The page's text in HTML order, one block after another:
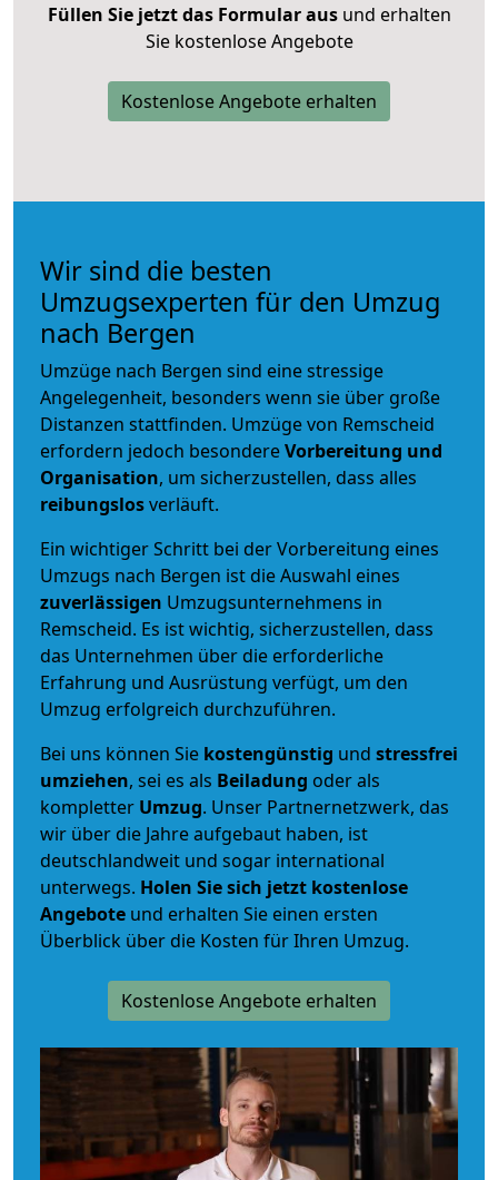
Füllen Sie jetzt das Formular ausund erhalten
Sie kostenlose Angebote
Kostenlose Angebote erhalten
Wir sind die besten
Umzugsexperten für den Umzug
nach Bergen
Umzüge nach Bergen sind eine stressige
Angelegenheit, besonders wenn sie über große
Distanzen stattfinden. Umzüge von Remscheid
erfordern jedoch besondereVorbereitung und
Organisation, um sicherzustellen, dass alles
reibungslosverläuft.
Ein wichtiger Schritt bei der Vorbereitung eines
Umzugs nach Bergen ist die Auswahl eines
zuverlässigen Umzugsunternehmens in
Remscheid. Es ist wichtig, sicherzustellen, dass
das Unternehmen über die erforderliche
Erfahrung und Ausrüstung verfügt, um den
Umzug erfolgreich durchzuführen.
Bei uns können Sie kostengünstig und stressfrei
umziehen, sei es als Beiladung oder als
kompletter Umzug. Unser Partnernetzwerk, das
wir über die Jahre aufgebaut haben, ist
deutschlandweit und sogar international
unterwegs. Holen Sie sich jetzt kostenlose
Angebote und erhalten Sie einen ersten
Überblick über die Kosten für Ihren Umzug.
Kostenlose Angebote erhalten